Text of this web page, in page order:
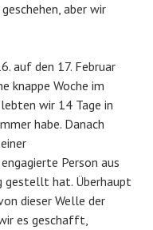
aber wir
auf den 17. Februar
knappe Woche im
wir 14 Tage in
habe. Danach
Person aus
gestellt hat. Überhaupt
dieser Welle der
es geschafft,